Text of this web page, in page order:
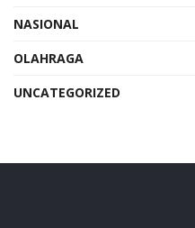
NASIONAL
OLAHRAGA
UNCATEGORIZED